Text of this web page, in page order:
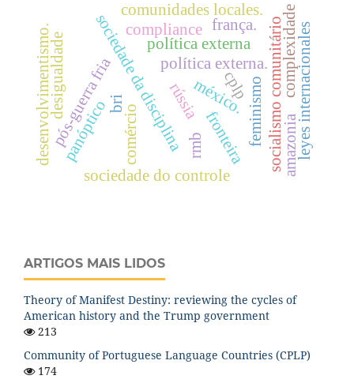
cplp
sociedade da disciplinarmb
comércio
política externa.
pós-guerra fria rússia
desenvolvimentismo. socialismo comunitário
sociedade do controle
bri
panóptico
méxico.feminismo
política externa
fronteira
compliance complexidade
desigualdade
comunidades locales.
leyes internacionales
amazonia
frança.
ARTIGOS MAIS LIDOS
Theory of Manifest Destiny: reviewing the cycles of
American history and the Trump government
213
Community of Portuguese Language Countries (CPLP)
174